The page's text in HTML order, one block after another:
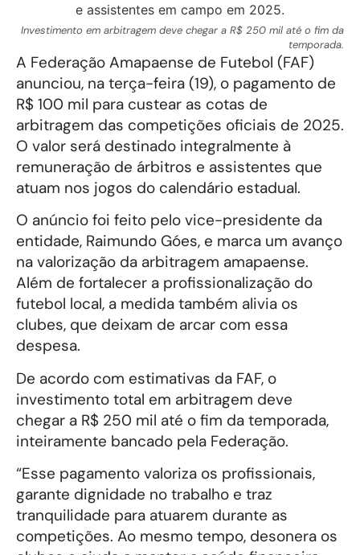
Investimento em arbitragem deve chegar a R$ 250 mil até o fim da
temporada.
A Federação Amapaense de Futebol (FAF)
anunciou, na terça-feira (19), o pagamento de
R$ 100 mil para custear as cotas de
arbitragem das competições oficiais de 2025.
O valor será destinado integralmente à
remuneração de árbitros e assistentes que
atuam nos jogos do calendário estadual.
O anúncio foi feito pelo vice-presidente da
entidade, Raimundo Góes, e marca um avanço
na valorização da arbitragem amapaense.
Além de fortalecer a profissionalização do
futebol local, a medida também alivia os
clubes, que deixam de arcar com essa
despesa.
De acordo com estimativas da FAF, o
investimento total em arbitragem deve
chegar a R$ 250 mil até o fim da temporada,
inteiramente bancado pela Federação.
“Esse pagamento valoriza os profissionais,
garante dignidade no trabalho e traz
tranquilidade para atuarem durante as
competições. Ao mesmo tempo, desonera os